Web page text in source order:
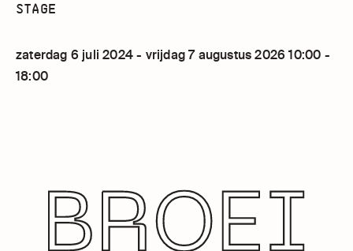
STAGE
zaterdag 6 juli 2024 - vrijdag 7 augustus 2026 10:00 -
18:00